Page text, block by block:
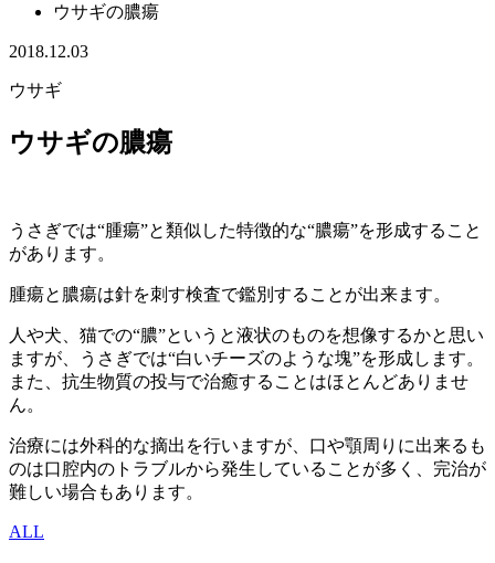
ウサギの膿瘍
2018.12.03
ウサギ
ウサギの膿瘍
うさぎでは“腫瘍”と類似した特徴的な“膿瘍”を形成すること
があります。
腫瘍と膿瘍は針を刺す検査で鑑別することが出来ます。
人や犬、猫での“膿”というと液状のものを想像するかと思い
ますが、うさぎでは“白いチーズのような塊”を形成します。
また、抗生物質の投与で治癒することはほとんどありませ
ん。
治療には外科的な摘出を行いますが、口や顎周りに出来るも
のは口腔内のトラブルから発生していることが多く、完治が
難しい場合もあります。
ALL